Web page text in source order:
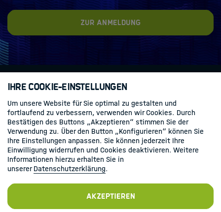
Zur Anmeldung
Folgen Sie uns
Linkedin
Ihre Cookie-Einstellungen
Um unsere Website für Sie optimal zu gestalten und
fortlaufend zu verbessern, verwenden wir Cookies. Durch
Bestätigen des Buttons „Akzeptieren“ stimmen Sie der
Verwendung zu. Über den Button „Konfigurieren“ können Sie
Ihre Einstellungen anpassen. Sie können jederzeit Ihre
Einwilligung widerrufen und Cookies deaktivieren. Weitere
Informationen hierzu erhalten Sie in
unsererDatenschutzerklärung.
Akzeptieren